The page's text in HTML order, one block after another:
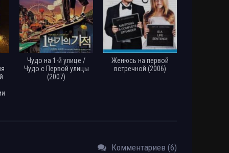
Чудо на 1-й улице /
Чудо c Первой улицы
(2007)
Женюсь на первой
встречной (2006)
Комментариев (6)